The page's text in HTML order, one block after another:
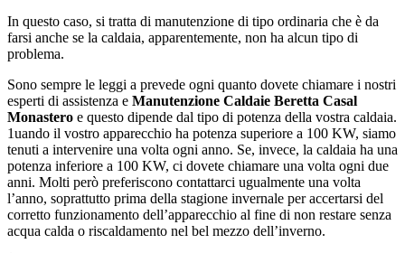
In questo caso, si tratta di manutenzione di tipo ordinaria che è da
farsi anche se la caldaia, apparentemente, non ha alcun tipo di
problema.
Sono sempre le leggi a prevede ogni quanto dovete chiamare i nostri
esperti di assistenza e Manutenzione Caldaie Beretta Casal
Monastero e questo dipende dal tipo di potenza della vostra caldaia.
1uando il vostro apparecchio ha potenza superiore a 100 KW, siamo
tenuti a intervenire una volta ogni anno. Se, invece, la caldaia ha una
potenza inferiore a 100 KW, ci dovete chiamare una volta ogni due
anni. Molti però preferiscono contattarci ugualmente una volta
l’anno, soprattutto prima della stagione invernale per accertarsi del
corretto funzionamento dell’apparecchio al fine di non restare senza
acqua calda o riscaldamento nel bel mezzo dell’inverno.